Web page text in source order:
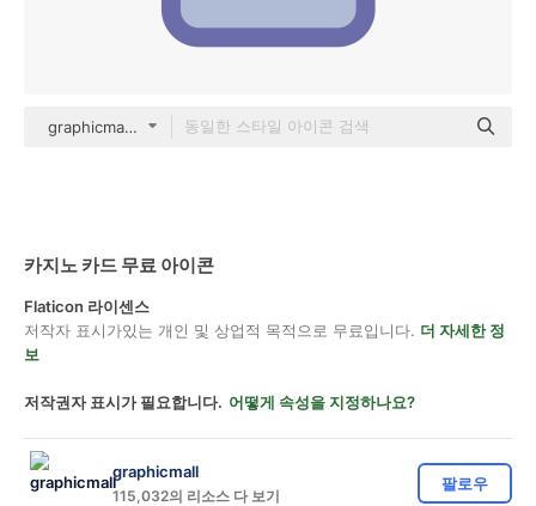
graphicmall color lineal-color
카지노 카드 무료 아이콘
Flaticon 라이센스
저작자 표시가있는 개인 및 상업적 목적으로 무료입니다. 더 자세한 정
보
저작권자 표시가 필요합니다. 어떻게 속성을 지정하나요?
graphicmall
115,032의 리소스 다 보기
팔로우